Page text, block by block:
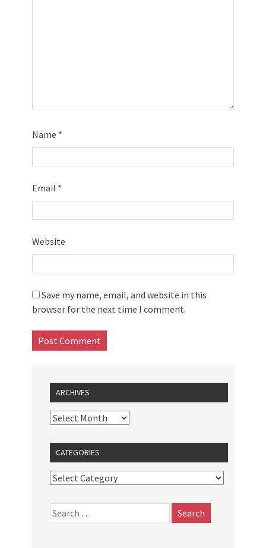
Name *
Email *
Website
Save my name, email, and website in this
browser for the next time I comment.
ARCHIVES
CATEGORIES